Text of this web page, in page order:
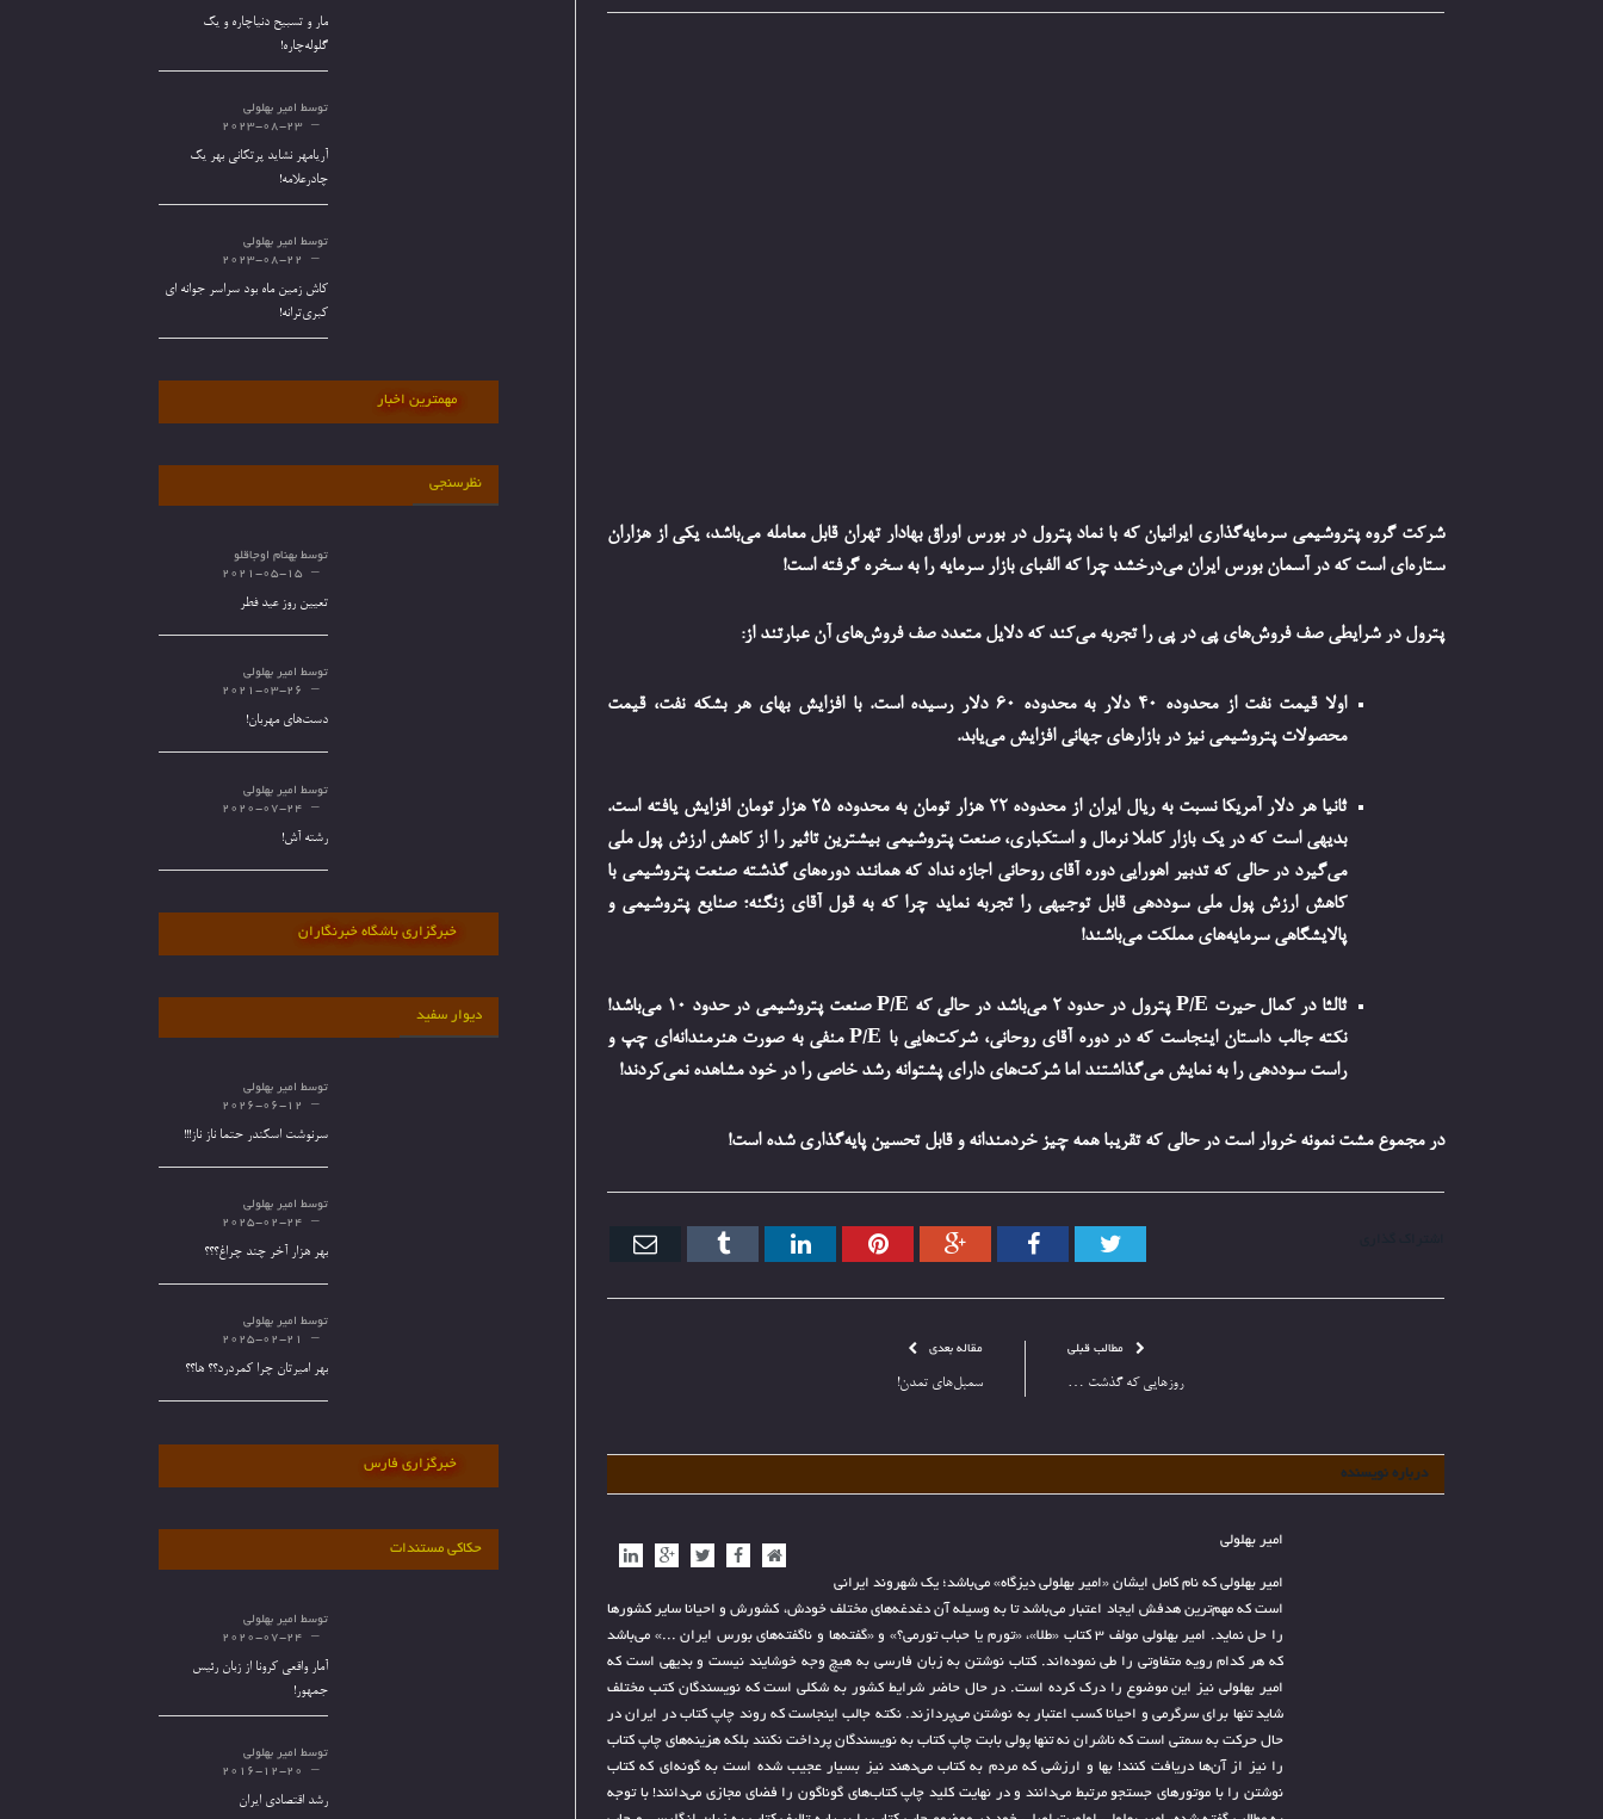
شرکت گروه پتروشیمی سرمایه‌گذاری ایرانیان که با نماد پترول در بورس اوراق بهادار تهران قابل معامله می‌باشد، یکی از هزاران
ستاره‌ای است که در آسمان بورس ایران می‌درخشد چرا که الفبای بازار سرمایه را به سخره گرفته است!
پترول در شرایطی صف فروش‌های پی در پی را تجربه می‌کند که دلایل متعدد صف فروش‌های آن عبارتند از:
اولا قیمت نفت از محدوده 40 دلار به محدوده 60 دلار رسیده است. با افزایش بهای هر بشکه نفت، قیمت
محصولات پتروشیمی نیز در بازارهای جهانی افزایش می‌یابد.
ثانیا هر دلار آمریکا نسبت به ریال ایران از محدوده 22 هزار تومان به محدوده 25 هزار تومان افزایش یافته است.
بدیهی است که در یک بازار کاملا نرمال و استکباری، صنعت پتروشیمی بیشترین تاثیر را از کاهش ارزش پول ملی
می‌گیرد در حالی که تدبیر اهورایی دوره آقای روحانی اجازه نداد که همانند دوره‌های گذشته صنعت پتروشیمی با
کاهش ارزش پول ملی سوددهی قابل توجیهی را تجربه نماید چرا که به قول آقای زنگنه؛ صنایع پتروشیمی و
پالایشگاهی سرمایه‌های مملکت می‌باشند!
ثالثا در کمال حیرت P/E پترول در حدود 2 می‌باشد در حالی که P/E صنعت پتروشیمی در حدود 10 می‌باشد!
نکته جالب داستان اینجاست که در دوره آقای روحانی، شرکت‌هایی با P/E منفی به صورت هنرمندانه‌ای چپ و
راست سوددهی را به نمایش می‌گذاشتند اما شرکت‌های دارای پشتوانه رشد خاصی را در خود مشاهده نمی‌کردند!
در مجموع مشت نمونه خروار است در حالی که تقریبا همه چیز خردمندانه و قابل تحسین پایه‌گذاری شده است!
گوگل+ پینترستارتباط Tumblr ایمیل
مطالب قبلی
روزهایی که گذشت …
مقاله بعدی
سمبل‌های تمدن!
درباره نویسنده
امیر بهلولی
وب
فیس توییترگوگل+ارتباط
امیر بهلولی که نام کامل ایشان «امیر بهلولی دیزگاه» می‌باشد؛ یک شهروند ایرانی
است که مهم‌ترین هدفش ایجاد اعتبار می‌باشد تا به وسیله آن دغدغه‌های مختلف خودش، کشورش و احیانا سایر کشورها
را حل نماید. امیر بهلولی مولف 3 کتاب «طلا»، «تورم یا حباب تورمی؟» و «گفته‌ها و ناگفته‌های بورس ایران ...» می‌باشد
که هر کدام رویه متفاوتی را طی نموده‌اند. کتاب نوشتن به زبان فارسی به هیچ وجه خوشایند نیست و بدیهی است که
امیر بهلولی نیز این موضوع را درک کرده است. در حال حاضر شرایط کشور به شکلی است که نویسندگان کتب مختلف
شاید تنها برای سرگرمی و احیانا کسب اعتبار به نوشتن می‌پردازند. نکته جالب اینجاست که روند چاپ کتاب در ایران در
حال حرکت به سمتی است که ناشران نه تنها پولی بابت چاپ کتاب به نویسندگان پرداخت نکنند بلکه هزینه‌های چاپ کتاب
را نیز از آن‌ها دریافت کنند! بها و ارزشی که مردم به کتاب می‌دهند نیز بسیار عجیب شده است به گونه‌ای که کتاب
نوشتن را با موتورهای جستجو مرتبط می‌دانند و در نهایت کلید چاپ کتاب‌های گوناگون را فضای مجازی می‌دانند! با توجه
مار و تسبیح دنیاچاره و یک
گلوله‌چاره!
توسط امیر بهلولی
2023-08-23
آریامهر نشاید پرتکانی بهر یک
چادرعلامه!
توسط امیر بهلولی
2023-08-22
کاش زمین ماه بود سراسر جوانه ای
کبری‌ترانه!
مهمترین اخبار
نظرسنجی
توسط بهنام اوجاقلو
2021-05-15
تعیین روز عید فطر
توسط امیر بهلولی
2021-03-26
دست‌های مهربان!
توسط امیر بهلولی
2020-07-24
رشته آش!
خبرگزاری باشگاه خبرنگاران
دیوار سفید
توسط امیر بهلولی
2026-06-12
سرنوشت اسکندر حتما ناز ناز!!!
توسط امیر بهلولی
2025-02-24
بهر هزار آخر چند چراغ؟؟؟
توسط امیر بهلولی
2025-02-21
بهر امیرتان چرا کمردرد؟؟ ها؟؟
خبرگزاری فارس
حکاکی مستندات
توسط امیر بهلولی
2020-07-24
آمار واقعی کرونا از زبان رئیس
جمهور!
توسط امیر بهلولی
2016-12-20
رشد اقتصادی ایران